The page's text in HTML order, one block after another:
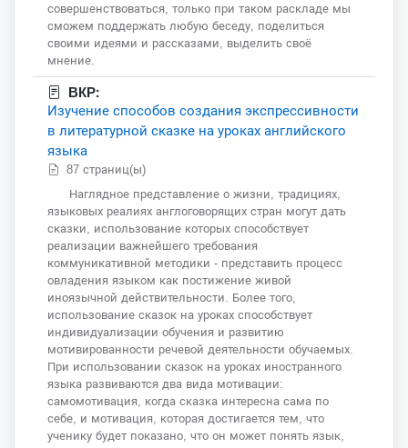
совершенствоваться, только при таком раскладе мы
сможем поддержать любую беседу, поделиться
своими идеями и рассказами, выделить своё
мнение.
ВКР:
Изучение способов создания экспрессивности
в литературной сказке на уроках английского
языка
87 страниц(ы)
Наглядное представление о жизни, традициях,
языковых реалиях англоговорящих стран могут дать
сказки, использование которых способствует
реализации важнейшего требования
коммуникативной методики - представить процесс
овладения языком как постижение живой
иноязычной действительности. Более того,
использование сказок на уроках способствует
индивидуализации обучения и развитию
мотивированности речевой деятельности обучаемых.
При использовании сказок на уроках иностранного
языка развиваются два вида мотивации:
самомотивация, когда сказка интересна сама по
себе, и мотивация, которая достигается тем, что
ученику будет показано, что он может понять язык,